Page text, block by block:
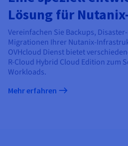
Lösung für
Vereinfachen Sie Backups,
Migrationen Ihrer Nutanix-
OVHcloud Dienst bietet
R-Cloud Hybrid Cloud Edition zum
Workloads.
Mehr erfahren